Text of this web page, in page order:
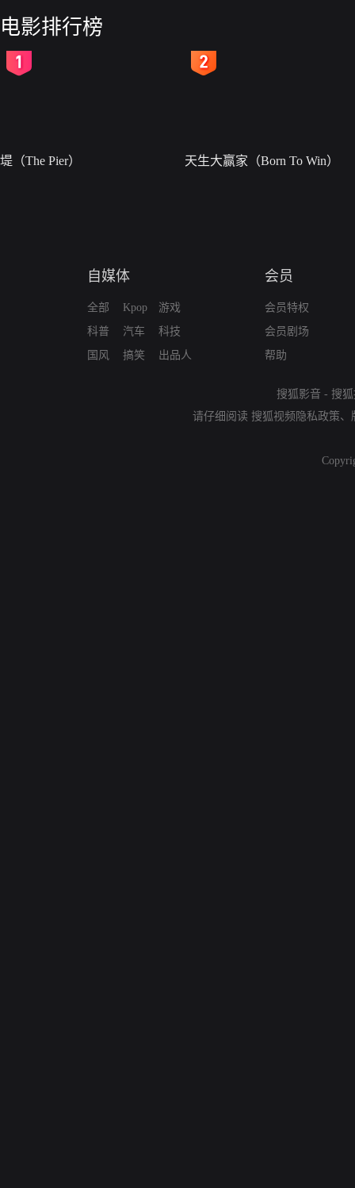
电影排行榜
堤（The Pier） 天生大赢家（Born To Win）
自媒体
全部
科普
国风
Kpop
汽车
搞笑
游戏
科技
出品人
会员
会员特权
会员剧场
帮助
搜狐影音 - 搜
请仔细阅读 搜狐视频隐私政策、